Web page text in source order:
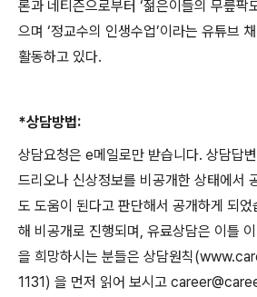
론과 네티즌으로부터 ‘젊은이들의 무릎팍
으며 ‘정교수의 인생수업’이라는 유튜브
활동하고 있다.
*상담방법:
상담요청은 e메일로만 받습니다. 상담답
드리오나 신상정보를 비공개한 상태에서
도 도움이 된다고 판단해서 공개하게 되었
해 비공개로 진행되며, 유료상담은 이틀
을 희망하시는 분들은 상담원칙
1131) 을 먼저 읽어 보시고